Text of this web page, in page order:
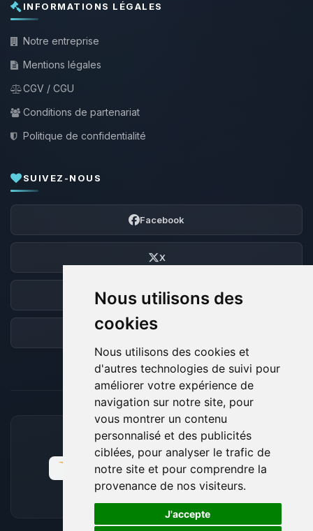
Nous utilisons des
cookies
Nous utilisons des cookies et
d'autres technologies de suivi pour
améliorer votre expérience de
navigation sur notre site, pour
vous montrer un contenu
personnalisé et des publicités
ciblées, pour analyser le trafic de
notre site et pour comprendre la
provenance de nos visiteurs.
J'accepte
INFORMATIONS LÉGALES
Notre entreprise
Mentions légales
CGV / CGU
Conditions de partenariat
Politique de confidentialité
SUIVEZ-NOUS
Facebook
X
Discord
Forum
MOYENS DE PAIEMENT ACCEPTÉS
🍪